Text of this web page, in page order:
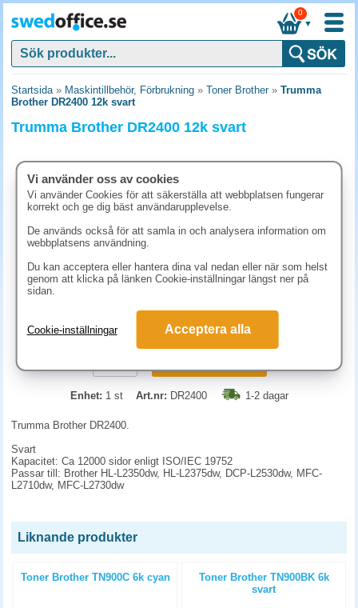
▼
0
Startsida» Maskintillbehör, Förbrukning » Toner Brother» Trumma
Brother DR2400 12k svart
Trumma Brother DR2400 12k svart
1248.80 kr (inkl. moms)
Enhet: 1 st Art.nr: DR2400 1-2 dagar
Trumma Brother DR2400.
Svart
Kapacitet: Ca 12000 sidor enligt ISO/IEC 19752
Passar till: Brother HL-L2350dw, HL-L2375dw, DCP-L2530dw, MFC-
L2710dw, MFC-L2730dw
Liknande produkter
Toner Brother TN900C 6k cyan
Toner Brother TN900BK 6k
svart
Vi använder oss av cookies
Vi använder Cookies för att säkerställa att webbplatsen fungerar
korrekt och ge dig bäst användarupplevelse.
De används också för att samla in och analysera information om
webbplatsens användning.
Du kan acceptera eller hantera dina val nedan eller när som helst
genom att klicka på länken Cookie-inställningar längst ner på
sidan.
Cookie-inställningar Acceptera alla